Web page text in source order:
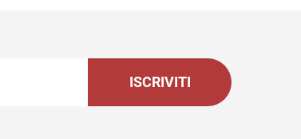
ISCRIVITI